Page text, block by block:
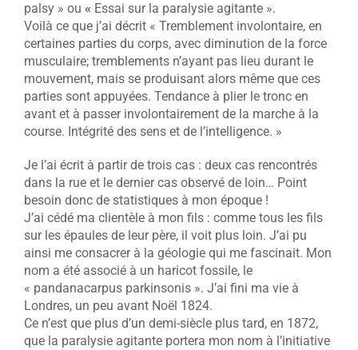
palsy » ou « Essai sur la paralysie agitante ».
Voilà ce que j’ai décrit « Tremblement involontaire, en
certaines parties du corps, avec diminution de la force
musculaire; tremblements n’ayant pas lieu durant le
mouvement, mais se produisant alors même que ces
parties sont appuyées. Tendance à plier le tronc en
avant et à passer involontairement de la marche à la
course. Intégrité des sens et de l’intelligence. »
Je l’ai écrit à partir de trois cas : deux cas rencontrés
dans la rue et le dernier cas observé de loin… Point
besoin donc de statistiques à mon époque !
J’ai cédé ma clientèle à mon fils : comme tous les fils
sur les épaules de leur père, il voit plus loin. J’ai pu
ainsi me consacrer à la géologie qui me fascinait. Mon
nom a été associé à un haricot fossile, le
« pandanacarpus parkinsonis ». J’ai fini ma vie à
Londres, un peu avant Noël 1824.
Ce n’est que plus d’un demi-siècle plus tard, en 1872,
que la paralysie agitante portera mon nom à l’initiative